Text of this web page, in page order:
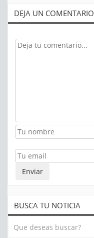
DEJA UN COMENTARIO
BUSCA TU NOTICIA